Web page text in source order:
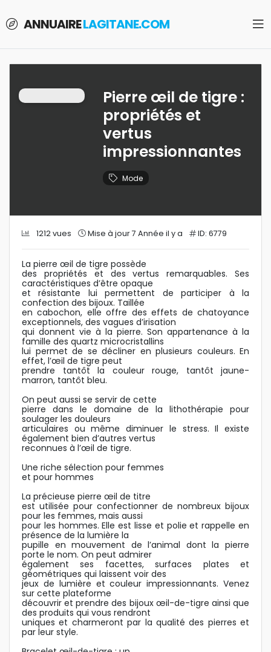
ANNUAIRELAGITANE.COM
Pierre œil de tigre :
propriétés et
vertus
impressionnantes
Mode
1212 vues Mise à jour 7 Année il y a ID: 6779
La pierre œil de tigre possède
des propriétés et des vertus remarquables. Ses
caractéristiques d’être opaque
et résistante lui permettent de participer à la
confection des bijoux. Taillée
en cabochon, elle offre des effets de chatoyance
exceptionnels, des vagues d’irisation
qui donnent vie à la pierre. Son appartenance à la
famille des quartz microcristallins
lui permet de se décliner en plusieurs couleurs. En
effet, l’œil de tigre peut
prendre tantôt la couleur rouge, tantôt jaune-
marron, tantôt bleu.
On peut aussi se servir de cette
pierre dans le domaine de la lithothérapie pour
soulager les douleurs
articulaires ou même diminuer le stress. Il existe
également bien d’autres vertus
reconnues à l’œil de tigre.
Une riche sélection pour femmes
et pour hommes
La précieuse pierre œil de titre
est utilisée pour confectionner de nombreux bijoux
pour les femmes, mais aussi
pour les hommes. Elle est lisse et polie et rappelle en
présence de la lumière la
pupille en mouvement de l’animal dont la pierre
porte le nom. On peut admirer
également ses facettes, surfaces plates et
géométriques qui laissent voir des
jeux de lumière et couleur impressionnants. Venez
sur cette plateforme
découvrir et prendre des bijoux œil-de-tigre ainsi que
des produits qui vous rendront
uniques et charmeront par la qualité des pierres et
par leur style.